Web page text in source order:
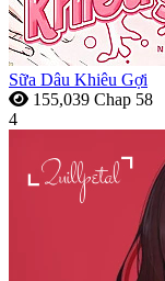
Sữa Dâu Khiêu Gợi
155,039 Chap 58
4